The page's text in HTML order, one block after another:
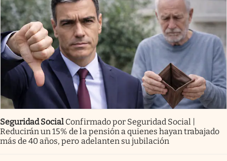
Seguridad Social Confirmado por Seguridad Social |
Reducirán un 15% de la pensión a quienes hayan trabajado
más de 40 años, pero adelanten su jubilación